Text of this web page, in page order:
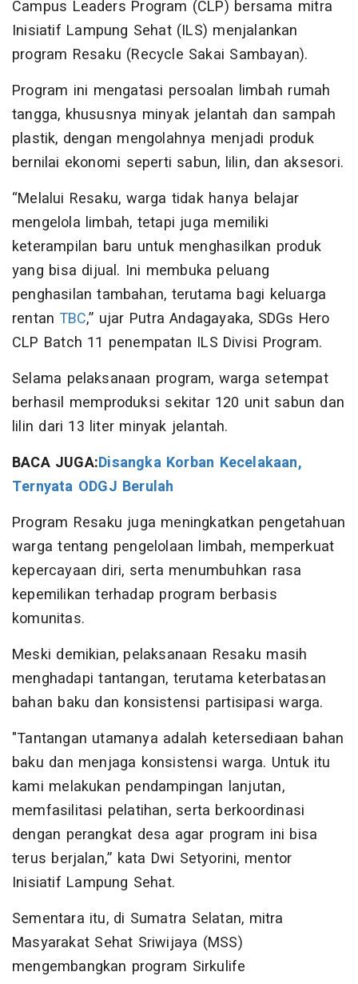
Campus Leaders Program (CLP) bersama mitra
Inisiatif Lampung Sehat (ILS) menjalankan
program Resaku (Recycle Sakai Sambayan).
Program ini mengatasi persoalan limbah rumah
tangga, khususnya minyak jelantah dan sampah
plastik, dengan mengolahnya menjadi produk
bernilai ekonomi seperti sabun, lilin, dan aksesori.
“Melalui Resaku, warga tidak hanya belajar
mengelola limbah, tetapi juga memiliki
keterampilan baru untuk menghasilkan produk
yang bisa dijual. Ini membuka peluang
penghasilan tambahan, terutama bagi keluarga
rentan TBC,” ujar Putra Andagayaka, SDGs Hero
CLP Batch 11 penempatan ILS Divisi Program.
Selama pelaksanaan program, warga setempat
berhasil memproduksi sekitar 120 unit sabun dan
lilin dari 13 liter minyak jelantah.
BACA JUGA:Disangka Korban Kecelakaan,
Ternyata ODGJ Berulah
Program Resaku juga meningkatkan pengetahuan
warga tentang pengelolaan limbah, memperkuat
kepercayaan diri, serta menumbuhkan rasa
kepemilikan terhadap program berbasis
komunitas.
Meski demikian, pelaksanaan Resaku masih
menghadapi tantangan, terutama keterbatasan
bahan baku dan konsistensi partisipasi warga.
"Tantangan utamanya adalah ketersediaan bahan
baku dan menjaga konsistensi warga. Untuk itu
kami melakukan pendampingan lanjutan,
memfasilitasi pelatihan, serta berkoordinasi
dengan perangkat desa agar program ini bisa
terus berjalan,” kata Dwi Setyorini, mentor
Inisiatif Lampung Sehat.
Sementara itu, di Sumatra Selatan, mitra
Masyarakat Sehat Sriwijaya (MSS)
mengembangkan program Sirkulife